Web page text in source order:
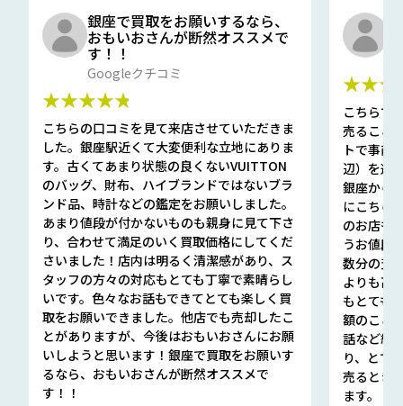
銀座で買取をお願いするなら、
おもいおさんが断然オススメで
す！！
Googleクチコミ
★★★★★
こちらの口コミを見て来店させていただきま
した。銀座駅近くて大変便利な立地にありま
す。古くてあまり状態の良くないVUITTON
のバッグ、財布、ハイブランドではないブラ
ンド品、時計などの鑑定をお願いしました。
あまり値段が付かないものも親身に見て下さ
り、合わせて満足のいく買取価格にしてくだ
さいました！店内は明るく清潔感があり、ス
タッフの方々の対応もとても丁寧で素晴らし
いです。色々なお話もできてとても楽しく買
取をお願いできました。他店でも売却したこ
とがありますが、今後はおもいおさんにお願
いしようと思います！銀座で買取をお願いす
るなら、おもいおさんが断然オススメで
す！！
こちらで
売ること
トで事前
辺）を選
銀座から
にこちら
のお店も
うお値段
数分の査
よりも高
もとても
額のこと
話など細
り、とて
売るとき
ます。